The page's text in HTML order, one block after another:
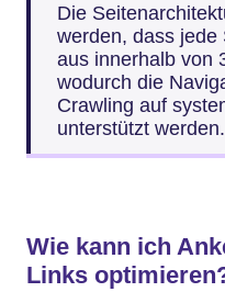
Die
werden, dass jede
aus innerhalb von
wodurch die
Crawling auf
unterstützt werden.
Wie kann ich
Links